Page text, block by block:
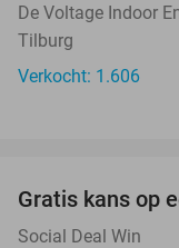
De Voltage Indoor
Tilburg
Verkocht: 1.606
Gratis kans op
Social Deal Win